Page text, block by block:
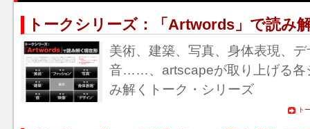
トークシリーズ：「Artwords」で読み
美術、建築、写真、身体表現、
音……、artscapeが取り上げる各
み解くトーク・シリーズ
ト